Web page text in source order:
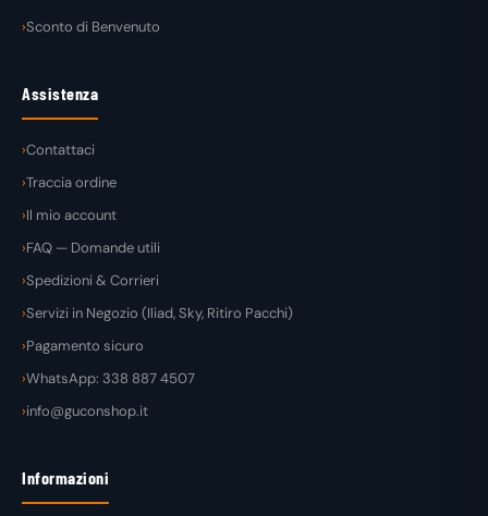
Sconto di Benvenuto
Assistenza
Contattaci
Traccia ordine
Il mio account
FAQ — Domande utili
Spedizioni & Corrieri
Servizi in Negozio (Iliad, Sky, Ritiro Pacchi)
Pagamento sicuro
WhatsApp: 338 887 4507
info@guconshop.it
Informazioni